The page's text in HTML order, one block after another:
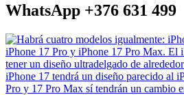
WhatsApp +376 631 499